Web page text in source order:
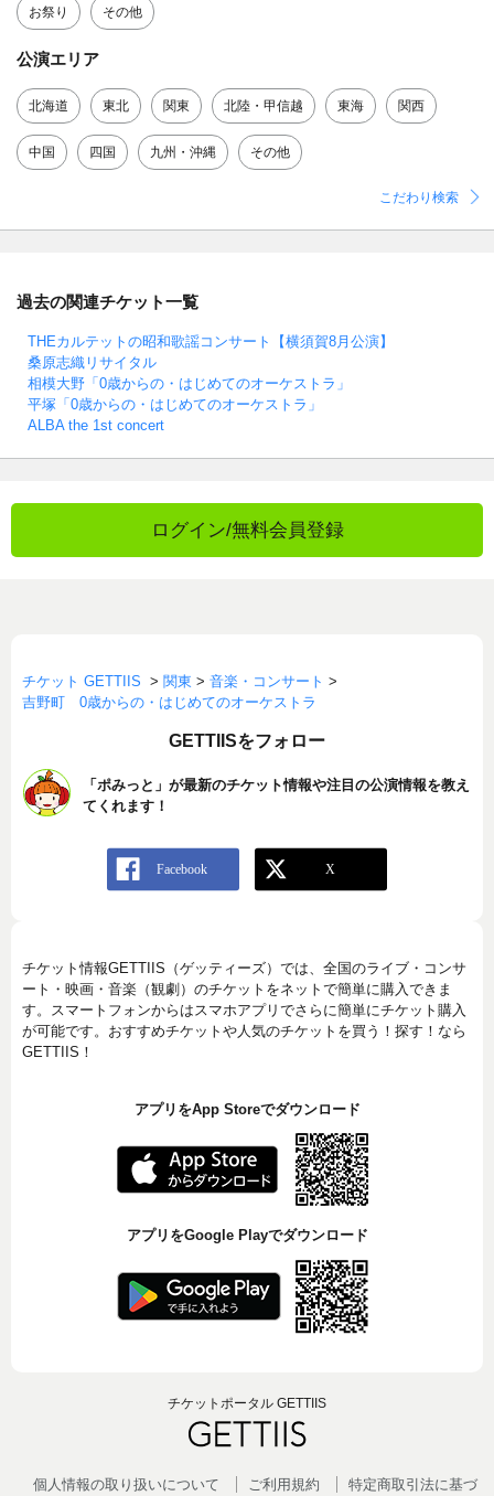
お祭り その他
公演エリア
北海道 東北 関東 北陸・甲信越 東海 関西
中国 四国 九州・沖縄 その他
こだわり検索
過去の関連チケット一覧
THEカルテットの昭和歌謡コンサート【横須賀8月公演】
桑原志織リサイタル
相模大野「0歳からの・はじめてのオーケストラ」
平塚「0歳からの・はじめてのオーケストラ」
ALBA the 1st concert
ログイン/無料会員登録
チケット GETTIIS > 関東 > 音楽・コンサート >
吉野町 0歳からの・はじめてのオーケストラ
GETTIISをフォロー
「ポみっと」が最新のチケット情報や注目の公演情報を教え
てくれます！
チケット情報GETTIIS（ゲッティーズ）では、全国のライブ・コンサ
ート・映画・音楽（観劇）のチケットをネットで簡単に購入できま
す。スマートフォンからはスマホアプリでさらに簡単にチケット購入
が可能です。おすすめチケットや人気のチケットを買う！探す！なら
GETTIIS！
アプリをApp Storeでダウンロード
アプリをGoogle Playでダウンロード
チケットポータル GETTIIS
個人情報の取り扱いについて ご利用規約 特定商取引法に基づ